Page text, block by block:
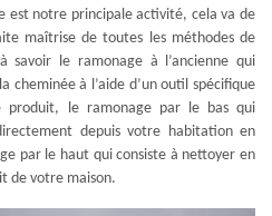
est notre principale activité, cela va de
maîtrise de toutes les méthodes de
savoir le ramonage à l’ancienne qui
cheminée à l’aide d’un outil spécifique
produit, le ramonage par le bas qui
depuis votre habitation en
par le haut qui consiste à nettoyer en
de votre maison.